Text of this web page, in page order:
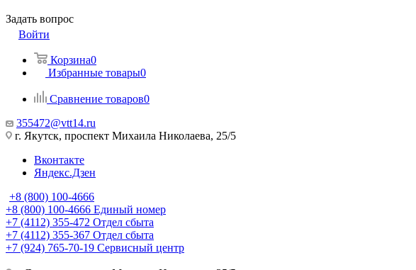
Задать вопрос
Войти
Корзина0
Избранные товары0
Сравнение товаров0
355472@vtt14.ru
г. Якутск, проспект Михаила Николаева, 25/5
Вконтакте
Яндекс.Дзен
+8 (800) 100-4666
+8 (800) 100-4666 Единый номер
+7 (4112) 355-472 Отдел сбыта
+7 (4112) 355-367 Отдел сбыта
+7 (924) 765-70-19 Сервисный центр